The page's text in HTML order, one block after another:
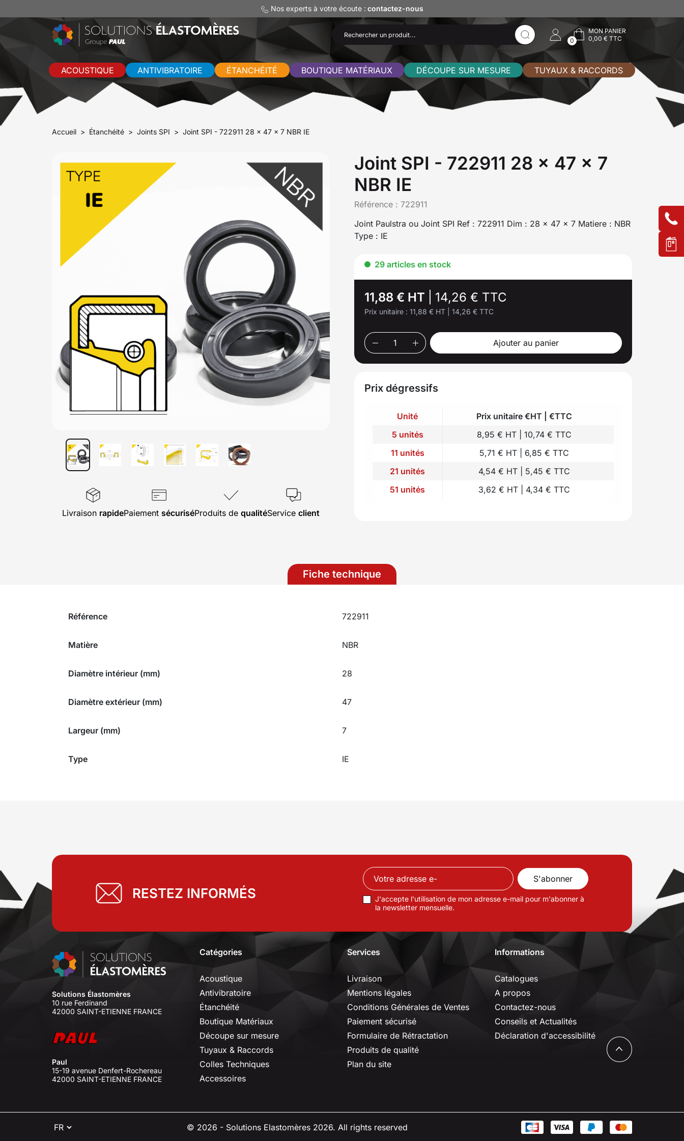
Nos experts à votre écoute : contactez-nous
0
MON PANIER
0,00 € TTC
ACOUSTIQUE ANTIVIBRATOIRE ÉTANCHÉITÉ BOUTIQUE MATÉRIAUX DÉCOUPE SUR MESURE TUYAUX & RACCORDS
Accueil Étanchéité Joints SPI Joint SPI - 722911 28 x 47 x 7 NBR IE
Livraison rapidePaiement sécuriséProduits de qualitéService client
Joint SPI - 722911 28 x 47 x 7
NBR IE
Référence : 722911
Joint Paulstra ou Joint SPI Ref : 722911 Dim : 28 x 47 x 7 Matiere : NBR
Type : IE
29 articles en stock
11,88 € HT 14,26 € TTC
Prix unitaire : 11,88 € HT 14,26 € TTC
Ajouter au panier
Prix dégressifs
Unité
Prix unitaire €HT | €TTC
5 unités
8,95 € HT | 10,74 € TTC
11 unités
5,71 € HT | 6,85 € TTC
21 unités
4,54 € HT | 5,45 € TTC
51 unités
3,62 € HT | 4,34 € TTC
Fiche technique
Référence 722911
Matière NBR
Diamètre intérieur (mm) 28
Diamètre extérieur (mm) 47
Largeur (mm) 7
Type IE
RESTEZ INFORMÉS
J'accepte l'utilisation de mon adresse e-mail pour m'abonner à
la newsletter mensuelle.
Solutions Élastomères
10 rue Ferdinand
42000 SAINT-ETIENNE FRANCE
Paul
15-19 avenue Denfert-Rochereau
42000 SAINT-ETIENNE FRANCE
Catégories
Acoustique
Antivibratoire
Étanchéité
Boutique Matériaux
Découpe sur mesure
Tuyaux & Raccords
Colles Techniques
Accessoires
Services
Livraison
Mentions légales
Conditions Générales de Ventes
Paiement sécurisé
Formulaire de Rétractation
Produits de qualité
Plan du site
Informations
Catalogues
A propos
Contactez-nous
Conseils et Actualités
Déclaration d'accessibilité
© 2026 - Solutions Elastomères 2026. All rights reserved